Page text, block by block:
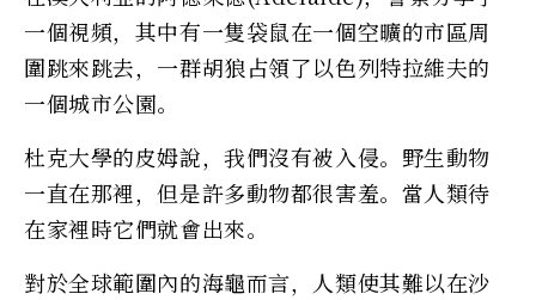
一個視頻，其中有一隻袋鼠在一個空曠的市區周
圍跳來跳去，一群胡狼占領了以色列特拉維夫的
一個城市公園。
杜克大學的皮姆說，我們沒有被入侵。野生動物
一直在那裡，但是許多動物都很害羞。當人類待
在家裡時它們就會出來。
對於全球範圍內的海龜而言，人類使其難以在沙